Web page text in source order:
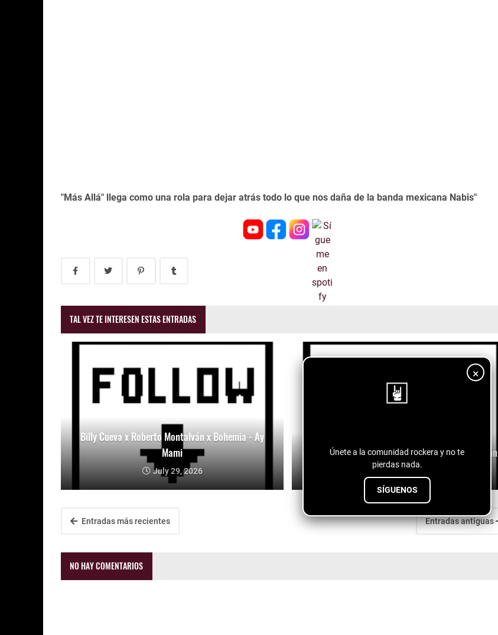
×
Únete a la comunidad rockera y no te
pierdas nada.
SÍGUENOS
"Más Allá" llega como una rola para dejar atrás todo lo que nos daña de la banda mexicana Nabis"
TAL VEZ TE INTERESEN ESTAS ENTRADAS
Billy Cueva x Roberto Montalván x Bohemia - Ay
Mami
July 29, 2026
Jupe Jupe - Jupe Jupe - Down with the Setting Sun
Entradas más recientes Entradas antiguas
NO HAY COMENTARIOS